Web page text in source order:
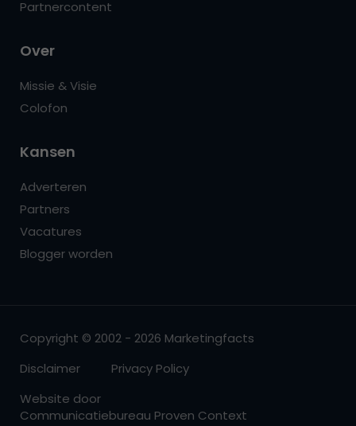
Partnercontent
Over
Missie & Visie
Colofon
Kansen
Adverteren
Partners
Vacatures
Blogger worden
Copyright © 2002 - 2026 Marketingfacts
Disclaimer
Privacy Policy
Website door
Communicatiebureau Proven Context